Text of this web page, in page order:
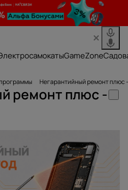
GameZone
Негарантийный ремонт плюс -
ремонт плюс -